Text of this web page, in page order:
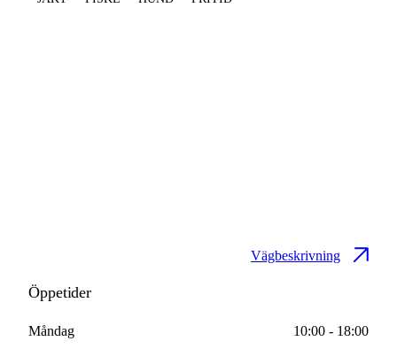
Vägbeskrivning
Öppetider
Måndag 10:00 - 18:00